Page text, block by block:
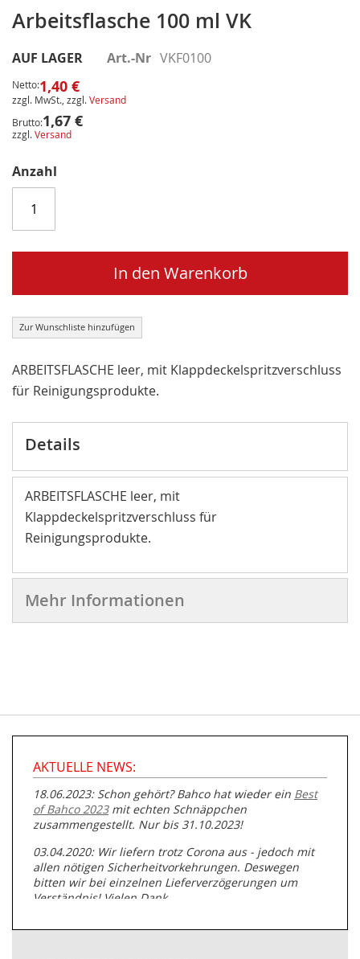
Arbeitsflasche 100 ml VK
AUF LAGER Art.-Nr VKF0100
Netto:1,40 €
zzgl. MwSt., zzgl.Versand
Brutto:1,67 €
zzgl.Versand
Anzahl
In den Warenkorb
Zur Wunschliste hinzufügen
ARBEITSFLASCHE leer, mit Klappdeckelspritzverschluss
für Reinigungsprodukte.
Anfang
der
Bildergalerie
Details
ARBEITSFLASCHE leer, mit
Klappdeckelspritzverschluss für
Reinigungsprodukte.
Mehr Informationen
AKTUELLE NEWS:
18.06.2023: Schon gehört? Bahco hat wieder ein Best
of Bahco 2023mit echten Schnäppchen
zusammengestellt. Nur bis 31.10.2023!
03.04.2020: Wir liefern trotz Corona aus - jedoch mit
allen nötigen Sicherheitvorkehrungen. Deswegen
bitten wir bei einzelnen Lieferverzögerungen um
Verständnis! Vielen Dank.
05.07.2019: Neuester Zugang zu unserer